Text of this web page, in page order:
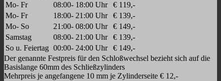
Mo- Fr
08:00- 18:00 Uhr
€ 119,-
Mo- Fr
18:00- 21:00 Uhr
€ 139,-
Mo- So
21:00- 08:00 Uhr
€ 149,-
Samstag
08:00- 21:00 Uhr
€ 139,-
So u. Feiertag 00:00- 24:00 Uhr
€ 149,-
Der genannte Festpreis für den Schloßwechsel bezieht sich auf die
Basislange 60mm des Schließzylinders
Mehrpreis je angefangene 10 mm je Zylinderseite € 12,-